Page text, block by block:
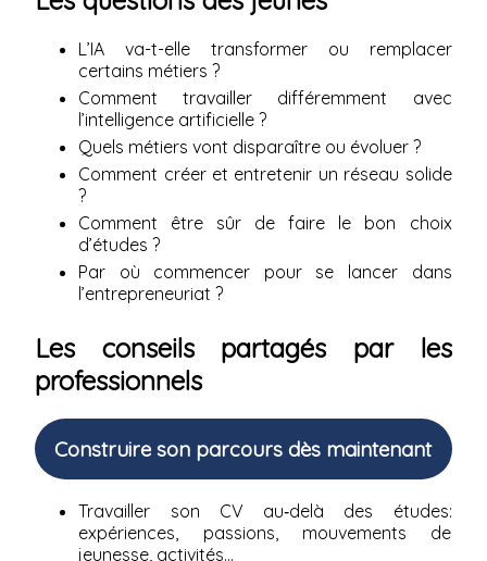
L’IA va-t-elle transformer ou remplacer
certains métiers ?
Comment travailler différemment avec
l’intelligence artificielle ?
Quels métiers vont disparaître ou évoluer ?
Comment créer et entretenir un réseau solide
?
Comment être sûr de faire le bon choix
d’études ?
Par où commencer pour se lancer dans
l’entrepreneuriat ?
Les conseils partagés par les
professionnels
Construire son parcours dès maintenant
Travailler son CV au‑delà des études:
expériences, passions, mouvements de
jeunesse, activités…